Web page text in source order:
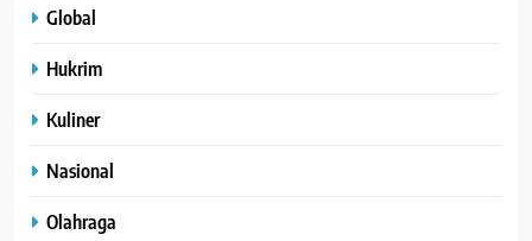
Global
Hukrim
Kuliner
Nasional
Olahraga